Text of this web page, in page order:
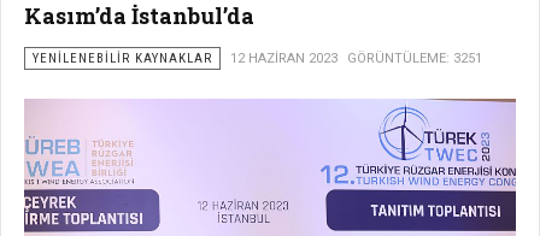
Kasım’da İstanbul’da
YENILENEBILIR KAYNAKLAR 12 HAZIRAN 2023 GÖRÜNTÜLEME: 3251